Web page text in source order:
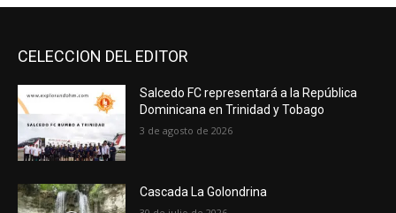
CELECCION DEL EDITOR
Salcedo FC representará a la República
Dominicana en Trinidad y Tobago
3 de agosto de 2026
Cascada La Golondrina